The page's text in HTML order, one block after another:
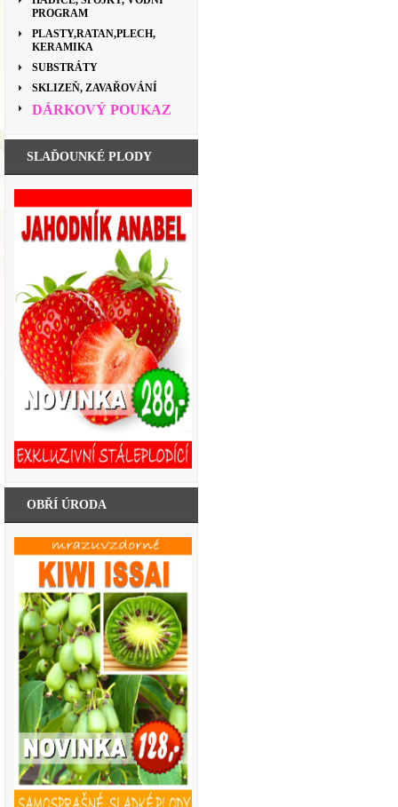
PROGRAM
PLASTY,RATAN,PLECH,
KERAMIKA
SUBSTRÁTY
SKLIZEŇ, ZAVAŘOVÁNÍ
DÁRKOVÝ POUKAZ
SLAĎOUNKÉ PLODY
OBŘÍ ÚRODA